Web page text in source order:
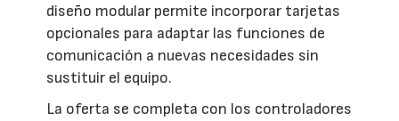
diseño modular permite incorporar tarjetas
opcionales para adaptar las funciones de
comunicación a nuevas necesidades sin
sustituir el equipo.
La oferta se completa con los controladores